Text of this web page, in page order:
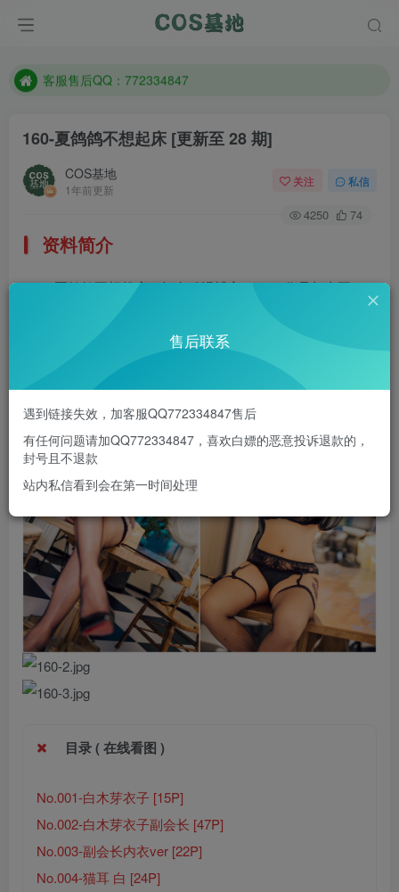
遇到任何问题加客服QQ：772334847
客服售后QQ：772334847
防失联：百度搜索《一七天佳》，实时查看最新站点。
160-夏鸽鸽不想起床 [更新至 28 期]
COS基地
1年前更新
关注 私信
4250 74
资料简介
夏鸽鸽不想起床，知名动漫博主，COS作品相当不
目录 ( 在线看图 )
No.001-白木芽衣子 [15P]
No.002-白木芽衣子副会长 [47P]
No.003-副会长内衣ver [22P]
No.004-猫耳 白 [24P]
售后联系
遇到链接失效，加客服QQ772334847售后
有任何问题请加QQ772334847，喜欢白嫖的恶意投诉退款的，
封号且不退款
站内私信看到会在第一时间处理